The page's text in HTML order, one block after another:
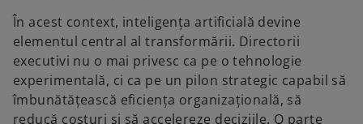
În acest context, inteligența artificială devine
elementul central al transformării. Directorii
executivi nu o mai privesc ca pe o tehnologie
experimentală, ci ca pe un pilon strategic capabil să
îmbunătățească eficiența organizațională, să
reducă costuri și să accelereze deciziile. O parte